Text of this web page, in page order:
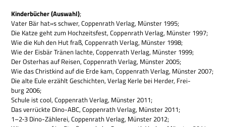
Kin­der­bü­cher (Aus­wahl);
Vater Bär hat»s schwer, Cop­pen­rath Ver­lag, Mün­ster 1995;
Die Katze geht zum Hoch­zeits­fest, Cop­pen­rath Ver­lag, Mün­ster 1997;
Wie die Kuh den Hut fraß, Cop­pen­rath Ver­lag, Mün­ster 1998;
Wie der Eis­bär Trä­nen lachte, Cop­pen­rath Ver­lag, Mün­ster 1999;
Der Oster­has auf Rei­sen, Cop­pen­rath Ver­lag, Mün­ster 2005;
Wie das Christ­kind auf die Erde kam, Cop­pen­rath Ver­lag, Mün­ster 2007;
Die alte Eule erzählt Geschich­ten, Ver­lag Kerle bei Her­der, Frei­
burg 2006;
Schule ist cool, Cop­pen­rath Ver­lag, Mün­ster 2011;
Das ver­rückte Dino-ABC, Cop­pen­rath Ver­lag, Mün­ster 2011;
1–2‑3 Dino-Zäh­le­rei, Cop­pen­rath Ver­lag, Mün­ster 2012;